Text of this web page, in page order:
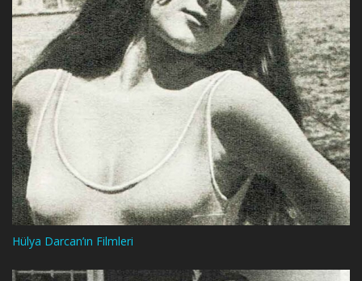
Hülya Darcan’ın Filmleri